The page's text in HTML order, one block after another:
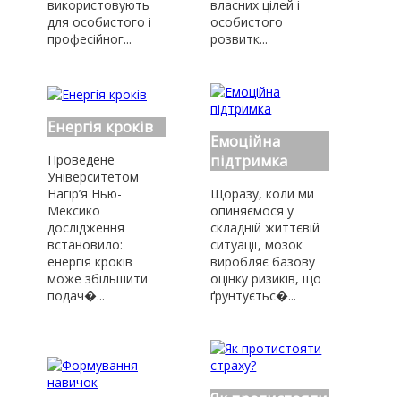
використовують
для особистого і
професійног...
власних цілей і
особистого
розвитк...
Енергія кроків
Проведене
Університетом
Нагір’я Нью-
Мексико
дослідження
встановило:
енергія кроків
може збільшити
подач�...
Емоційна
підтримка
Щоразу, коли ми
опиняємося у
складній життєвій
ситуації, мозок
виробляє базову
оцінку ризиків, що
ґрунтуєтьс�...